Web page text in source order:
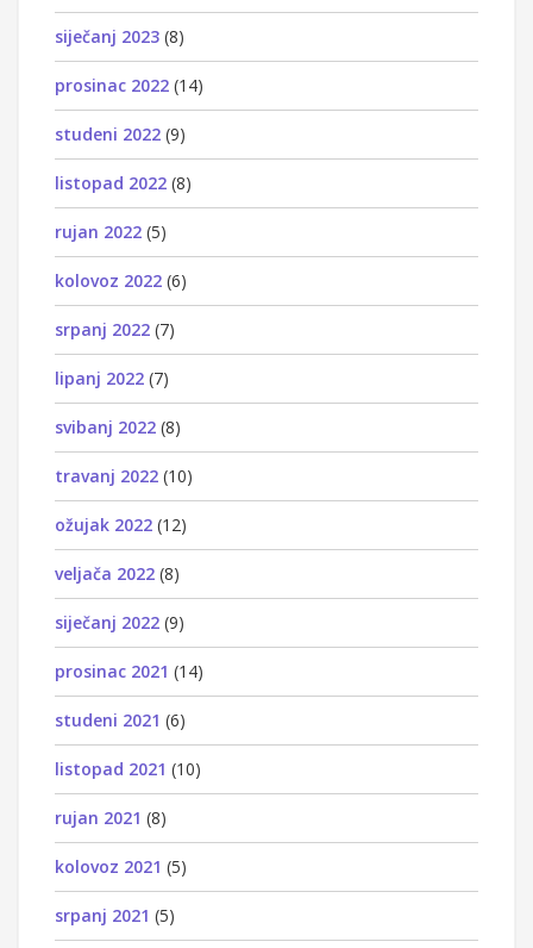
siječanj 2023 (8)
prosinac 2022 (14)
studeni 2022 (9)
listopad 2022 (8)
rujan 2022 (5)
kolovoz 2022 (6)
srpanj 2022 (7)
lipanj 2022 (7)
svibanj 2022 (8)
travanj 2022 (10)
ožujak 2022 (12)
veljača 2022 (8)
siječanj 2022 (9)
prosinac 2021 (14)
studeni 2021 (6)
listopad 2021 (10)
rujan 2021 (8)
kolovoz 2021 (5)
srpanj 2021 (5)